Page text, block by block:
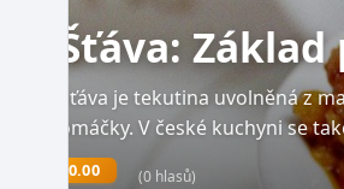
Šťáva:
Šťáva je tekutina uvolněná z
omáčky. V české kuchyni se
0.00 (0 hlasů)